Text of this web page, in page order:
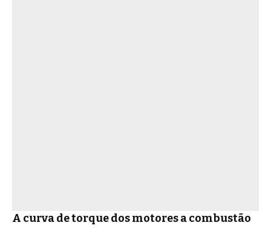
A curva de torque dos motores a combustão